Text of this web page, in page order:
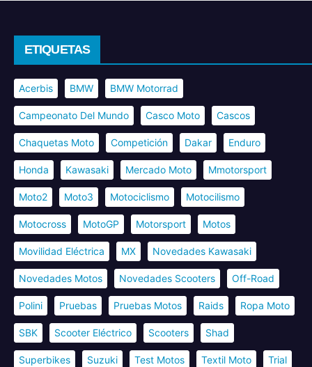
ETIQUETAS
Acerbis BMW BMW Motorrad
Campeonato Del Mundo Casco Moto Cascos
Chaquetas Moto Competición Dakar Enduro
Honda Kawasaki Mercado Moto Mmotorsport
Moto2 Moto3 Motociclismo Motocilismo
Motocross MotoGP Motorsport Motos
Movilidad Eléctrica MX Novedades Kawasaki
Novedades Motos Novedades Scooters Off-Road
Polini Pruebas Pruebas Motos Raids Ropa Moto
SBK Scooter Eléctrico Scooters Shad
Superbikes Suzuki Test Motos Textil Moto Trial